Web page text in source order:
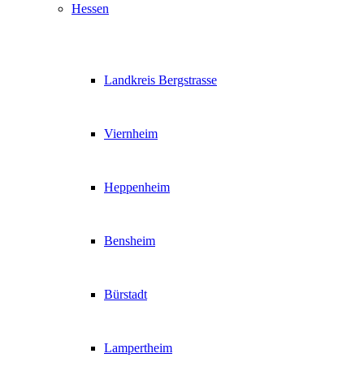
Hessen
Landkreis Bergstrasse
Viernheim
Heppenheim
Bensheim
Bürstadt
Lampertheim